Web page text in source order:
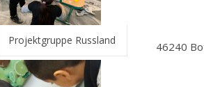
Projektgruppe Russland 46240